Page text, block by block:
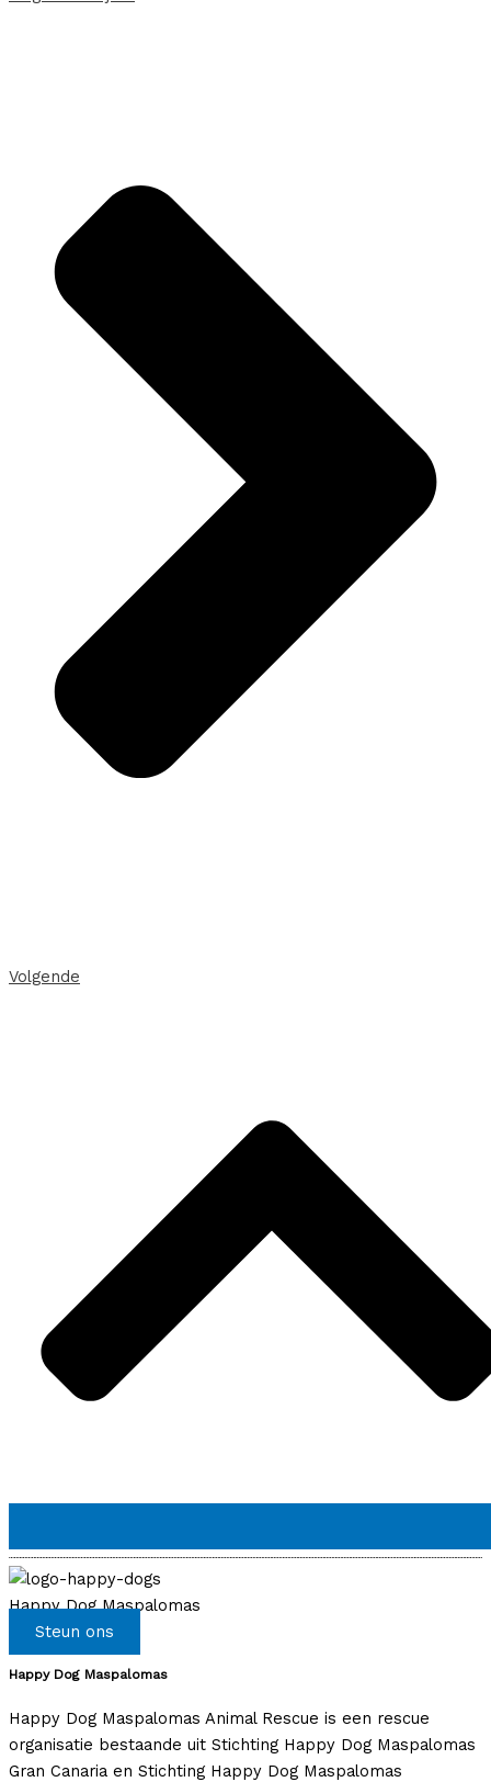
Volgende
Happy Dog Maspalomas
Steun ons
Happy Dog Maspalomas
Happy Dog Maspalomas Animal Rescue is een rescue
organisatie bestaande uit Stichting Happy Dog Maspalomas
Gran Canaria en Stichting Happy Dog Maspalomas